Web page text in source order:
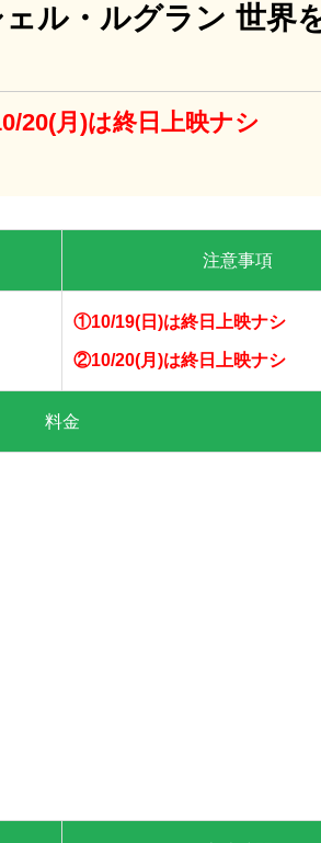
ェル・ルグラン 世界
20(月)は終日上映ナシ
注意事項
①10/19(日)は終日上映ナシ
②10/20(月)は終日上映ナシ
料金
8/22(土)～8/28(金)